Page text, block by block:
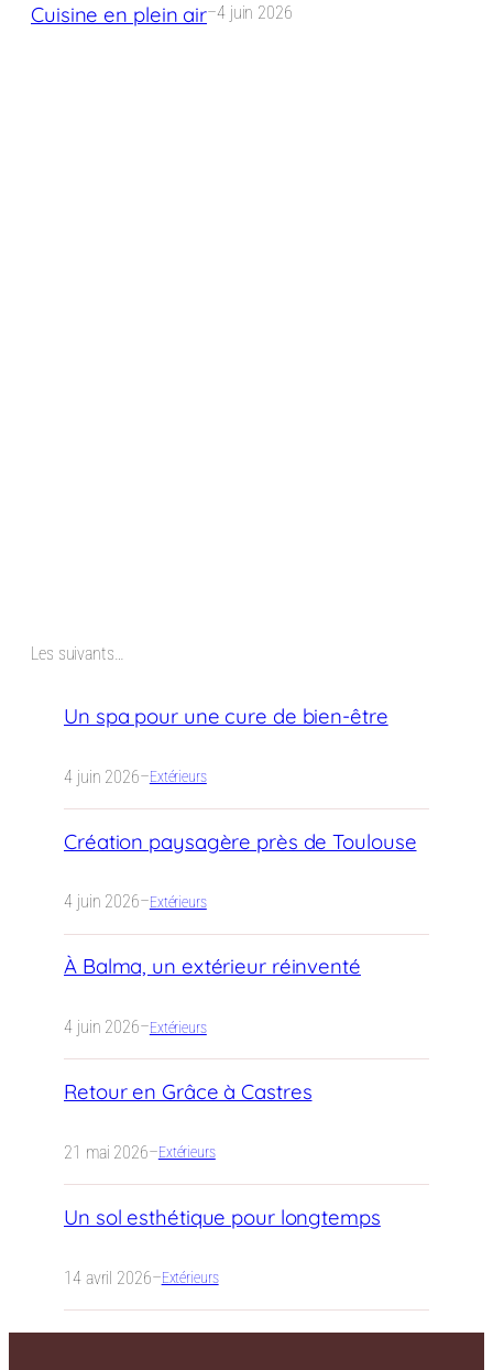
Cuisine en plein air–4 juin 2026
Les suivants…
Un spa pour une cure de bien-être
4 juin 2026–Extérieurs
Création paysagère près de Toulouse
4 juin 2026–Extérieurs
À Balma, un extérieur réinventé
4 juin 2026–Extérieurs
Retour en Grâce à Castres
21 mai 2026–Extérieurs
Un sol esthétique pour longtemps
14 avril 2026–Extérieurs